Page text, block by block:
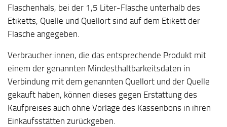
Flaschenhals, bei der 1,5 Liter-Flasche unterhalb des
Etiketts, Quelle und Quellort sind auf dem Etikett der
Flasche angegeben.
Verbraucher:innen, die das entsprechende Produkt mit
einem der genannten Mindesthaltbarkeitsdaten in
Verbindung mit dem genannten Quellort und der Quelle
gekauft haben, können dieses gegen Erstattung des
Kaufpreises auch ohne Vorlage des Kassenbons in ihren
Einkaufsstätten zurückgeben.